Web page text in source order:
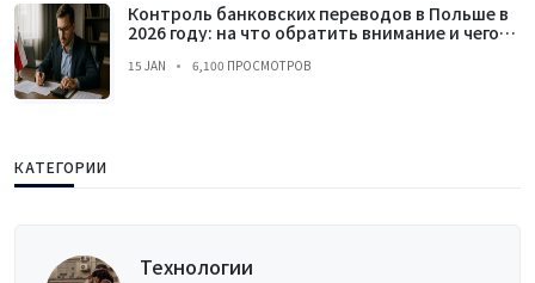
Контроль банковских переводов в Польше в
2026 году: на что обратить внимание и чего
15 JAN 6,100 ПРОСМОТРОВ
КАТЕГОРИИ
Технологии